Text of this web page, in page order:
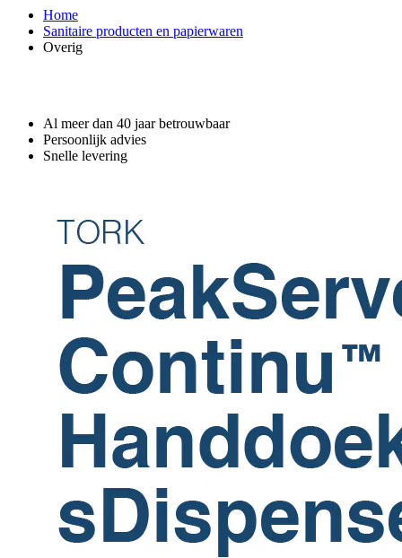
Home
Sanitaire producten en papierwaren
Overig
Al meer dan 40 jaar betrouwbaar
Persoonlijk advies
Snelle levering